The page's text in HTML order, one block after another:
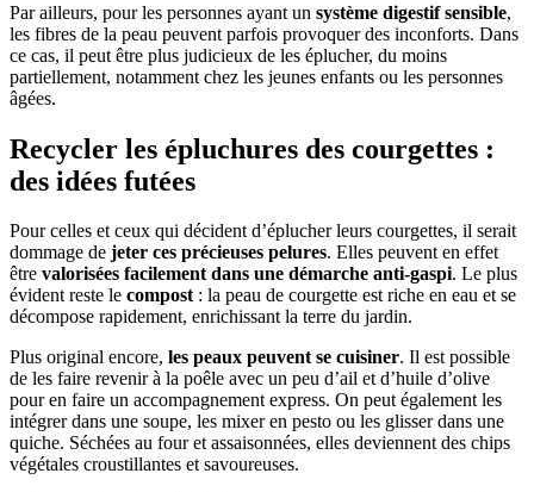
Par ailleurs, pour les personnes ayant un système digestif sensible,
les fibres de la peau peuvent parfois provoquer des inconforts. Dans
ce cas, il peut être plus judicieux de les éplucher, du moins
partiellement, notamment chez les jeunes enfants ou les personnes
âgées.
Recycler les épluchures des courgettes :
des idées futées
Pour celles et ceux qui décident d’éplucher leurs courgettes, il serait
dommage de jeter ces précieuses pelures. Elles peuvent en effet
être valorisées facilement dans une démarche anti-gaspi. Le plus
évident reste le compost: la peau de courgette est riche en eau et se
décompose rapidement, enrichissant la terre du jardin.
Plus original encore, les peaux peuvent se cuisiner. Il est possible
de les faire revenir à la poêle avec un peu d’ail et d’huile d’olive
pour en faire un accompagnement express. On peut également les
intégrer dans une soupe, les mixer en pesto ou les glisser dans une
quiche. Séchées au four et assaisonnées, elles deviennent des chips
végétales croustillantes et savoureuses.